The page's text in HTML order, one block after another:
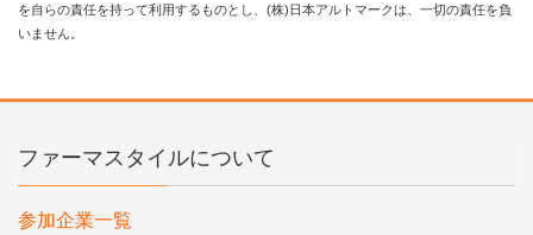
を自らの責任を持って利用するものとし、(株)日本アルトマークは、一切の責任を負
いません。
ファーマスタイルについて
参加企業一覧